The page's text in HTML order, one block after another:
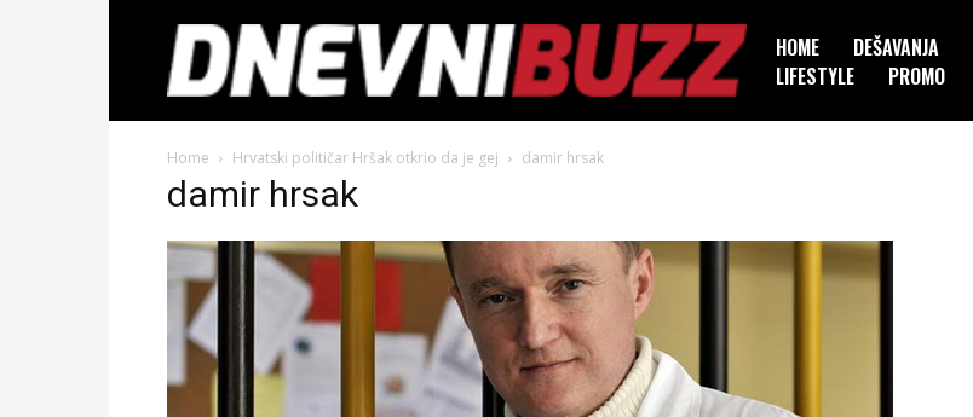
HOME DEŠAVANJA
LIFESTYLE
PROMO
Home Hrvatski političar Hršak otkrio da je gej damir hrsak
damir hrsak